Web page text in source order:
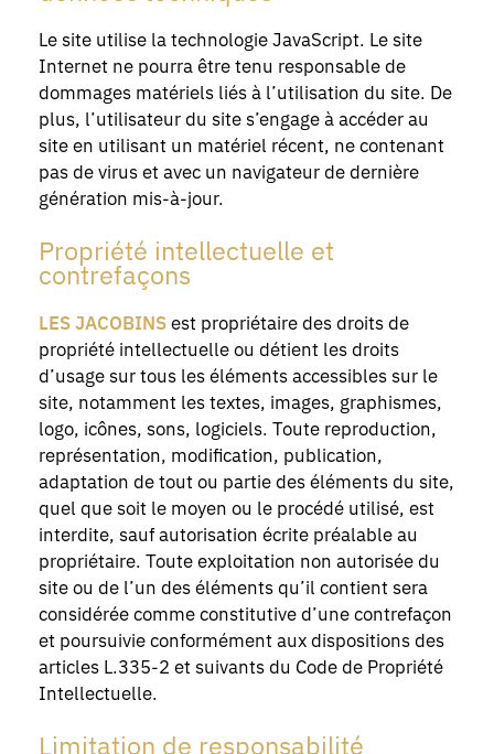
Le site utilise la technologie JavaScript. Le site
Internet ne pourra être tenu responsable de
dommages matériels liés à l’utilisation du site. De
plus, l’utilisateur du site s’engage à accéder au
site en utilisant un matériel récent, ne contenant
pas de virus et avec un navigateur de dernière
génération mis-à-jour.
Propriété intellectuelle et
contrefaçons
LES JACOBINSest propriétaire des droits de
propriété intellectuelle ou détient les droits
d’usage sur tous les éléments accessibles sur le
site, notamment les textes, images, graphismes,
logo, icônes, sons, logiciels. Toute reproduction,
représentation, modification, publication,
adaptation de tout ou partie des éléments du site,
quel que soit le moyen ou le procédé utilisé, est
interdite, sauf autorisation écrite préalable au
propriétaire. Toute exploitation non autorisée du
site ou de l’un des éléments qu’il contient sera
considérée comme constitutive d’une contrefaçon
et poursuivie conformément aux dispositions des
articles L.335-2 et suivants du Code de Propriété
Intellectuelle.